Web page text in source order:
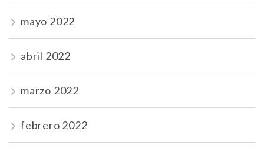
mayo 2022
abril 2022
marzo 2022
febrero 2022